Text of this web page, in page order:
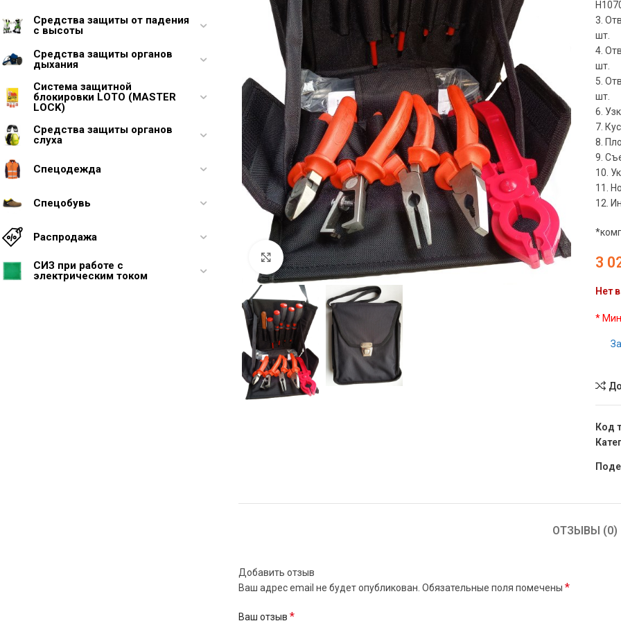
Средства защиты от падения
с высоты
Средства защиты органов
дыхания
Система защитной
блокировки LOTO (MASTER
LOCK)
Средства защиты органов
слуха
Спецодежда
Спецобувь
Распродажа
СИЗ при работе с
электрическим током
Увеличить
3.
шт.
4.
шт.
5.
шт.
6.
7.
8.
9.
10.
11.
12.
3
Нет
*
Код
ОТЗЫВЫ (0)
Добавить отзыв
Ваш адрес email не будет опубликован. Обязательные поля помечены *
Ваш отзыв *